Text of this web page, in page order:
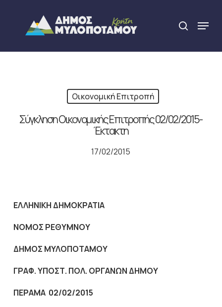
content
search
Menu
Οικονομική Επιτροπή
Σύγκληση Οικονομικής Επιτροπής 02/02/2015-
Έκτακτη
17/02/2015
ΕΛΛΗΝΙΚΗ ΔΗΜΟΚΡΑΤΙΑ
NOMOΣ ΡΕΘΥΜΝΟΥ
ΔΗΜΟΣ ΜΥΛΟΠΟΤΑΜΟΥ
ΓΡΑΦ. ΥΠΟΣΤ. ΠΟΛ. ΟΡΓΑΝΩΝ ΔΗΜΟΥ
ΠΕΡΑΜΑ 02/02/2015
Close